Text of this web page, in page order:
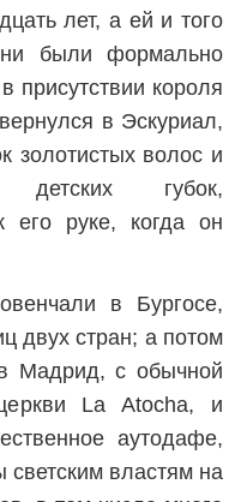
лет, а ей и того
были формально
присутствии короля
в Эскуриал,
золотистых волос и
детских губок,
его руке, когда он
в Бургосе,
двух стран; а потом
Мадрид, с обычной
La Atocha, и
аутодафе,
властям на